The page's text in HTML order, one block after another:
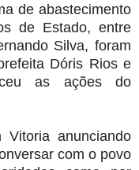
de abastecimento
de Estado, entre
Silva, foram
Dóris Rios e
as ações do
anunciando
com o povo